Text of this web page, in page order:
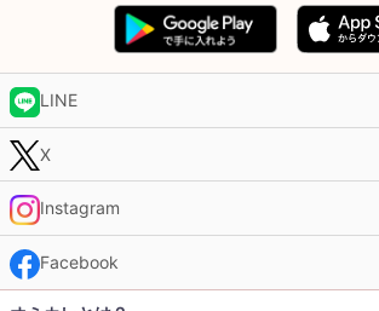
LINE
X
Instagram
Facebook